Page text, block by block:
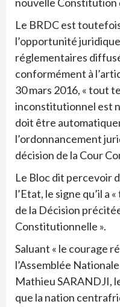
Le BRDC est
l’opportunité
réglementaires
conformément à
30 mars 2016, « tout
inconstitutionnel est
doit être
l’ordonnancement
décision de la Cour
Le Bloc dit percevoir
l’Etat, le signe qu’il a
de la Décision
Constitutionnelle ».
Saluant « le courage
l’Assemblée
Mathieu SARANDJI,
que la nation